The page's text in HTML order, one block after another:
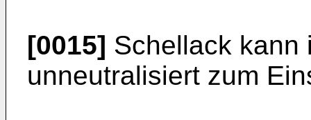
[0015] Schellack kann
unneutralisiert zum